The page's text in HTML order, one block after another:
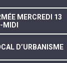
MERCREDI 13
MIDI
D’URBANISME